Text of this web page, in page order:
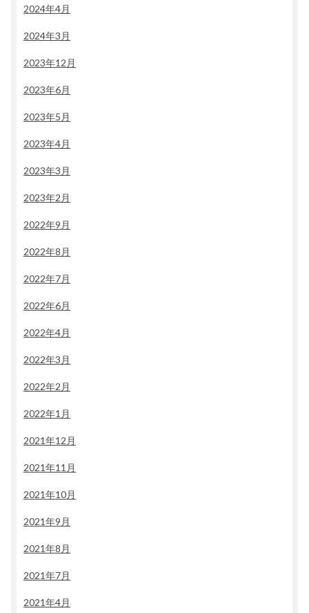
2024年4月
2024年3月
2023年12月
2023年6月
2023年5月
2023年4月
2023年3月
2023年2月
2022年9月
2022年8月
2022年7月
2022年6月
2022年4月
2022年3月
2022年2月
2022年1月
2021年12月
2021年11月
2021年10月
2021年9月
2021年8月
2021年7月
2021年4月